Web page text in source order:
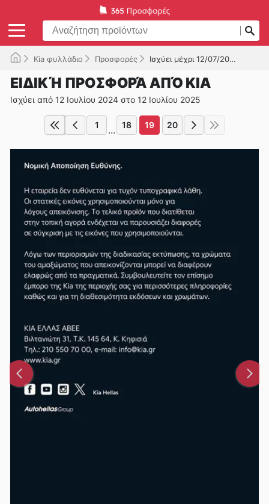
Kia φυλλάδιο Προσφορές Ισχύει μέχρι 12/07/2025
ΕΙΔΙΚΉ ΠΡΟΣΦΟΡΆ ΑΠΌ KIA
Ισχύει από 12 Ιουλίου 2024 στο 12 Ιουλίου 2025
1 ... 18 19 20